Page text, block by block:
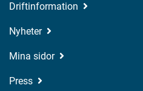
Driftinformation
Nyheter
Mina sidor
Press